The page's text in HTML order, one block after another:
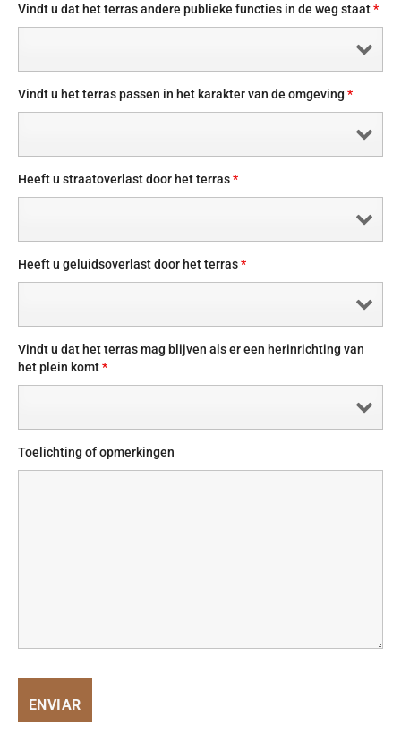
Vindt u dat het terras andere publieke functies in de weg staat*
Vindt u het terras passen in het karakter van de omgeving *
Heeft u straatoverlast door het terras*
Heeft u geluidsoverlast door het terras*
Vindt u dat het terras mag blijven als er een herinrichting van
het plein komt*
Toelichting of opmerkingen